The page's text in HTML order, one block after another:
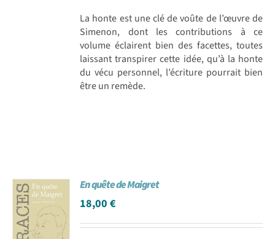
La honte est une clé de voûte de l’œuvre de
Simenon, dont les contributions à ce
volume éclairent bien des facettes, toutes
laissant transpirer cette idée, qu’à la honte
du vécu personnel, l’écriture pourrait bien
être un remède.
En quête de Maigret
18,00€